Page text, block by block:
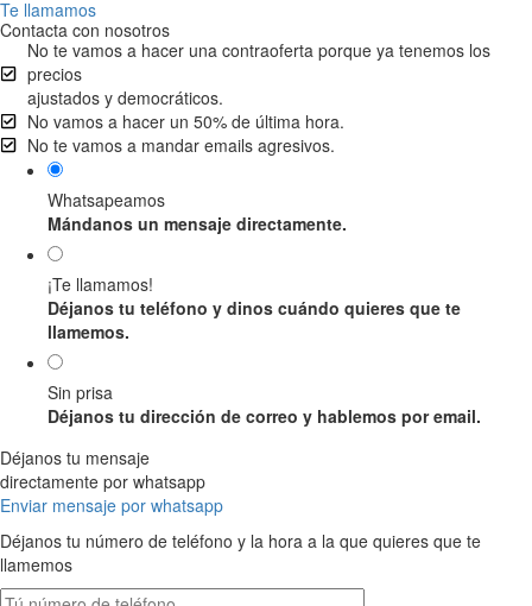
Te llamamos
Contacta con nosotros
No te vamos a hacer una contraoferta porque ya tenemos los
precios
ajustados y democráticos.
No vamos a hacer un 50% de última hora.
No te vamos a mandar emails agresivos.
Whatsapeamos
Mándanos un mensaje directamente.
¡Te llamamos!
Déjanos tu teléfono y dinos cuándo quieres que te
llamemos.
Sin prisa
Déjanos tu dirección de correo y hablemos por email.
Déjanos tu mensaje
directamente por whatsapp
Enviar mensaje por whatsapp
Déjanos tu número de teléfono y la hora a la que quieres que te
llamemos